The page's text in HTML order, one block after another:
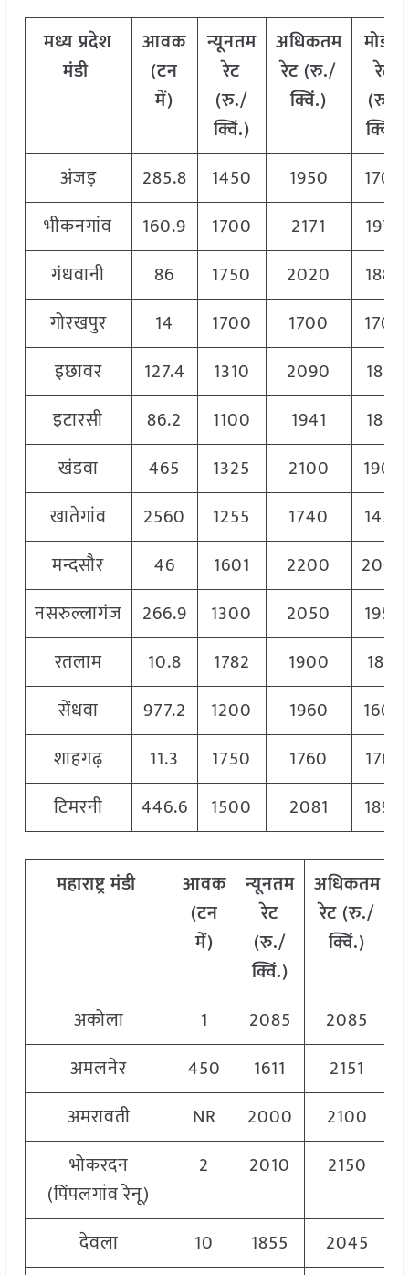
मध्यप्रदेश
मंडी
आवक
(टन
में)
न्यूनतम
रेट
(रु./
क्विं.)
अधिकतम
रेट (रु./
क्विं.)
मोडल
रेट
(रु
क्विं
अंजड़
285.8 1450 1950
1700
भीकनगांव
160.9 1700 2171
1975
गंधवानी
86 1750 2020
1885
गोरखपुर
14 1700 1700
1700
इछावर
127.4 1310 2090
1810
इटारसी
86.2 1100 1941
1801
खंडवा
465 1325 2100
1900
खातेगांव
2560 1255 1740
1450
मन्दसौर
46 1601 2200
2000
नसरुल्लागंज
266.9 1300 2050
1950
रतलाम
10.8 1782 1900
1815
सेंधवा
977.2 1200 1960
1600
शाहगढ़
11.3 1750 1760
1760
टिमरनी
446.6 1500 2081 1890
महाराष्ट्रमंडी
आवक
(टन
में)
न्यूनतम
रेट
(रु./
क्विं.)
अधिकतम
रेट (रु./
क्विं.)
अकोला
1 2085 2085
अमलनेर
450 1611 2151
अमरावती
NR 2000 2100
भोकरदन
(पिंपलगांव रेनू)
2 2010 2150
देवला 10 1855 2045